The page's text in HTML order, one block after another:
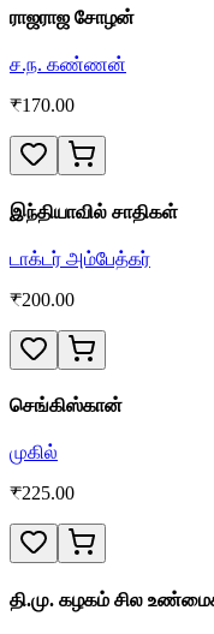
ராஜராஜ சோழன்
ச.ந. கண்ணன்
₹170.00
இந்தியாவில் சாதிகள்
டாக்டர் அம்பேத்கர்
₹200.00
செங்கிஸ்கான்
முகில்
₹225.00
தி.மு. கழகம் சில